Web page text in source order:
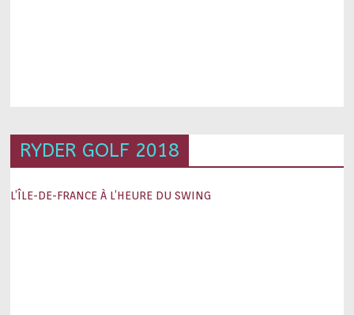
RYDER GOLF 2018
L’ÎLE-DE-FRANCE À L’HEURE DU SWING